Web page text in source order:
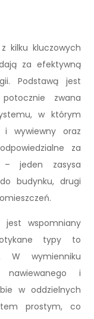
kilku kluczowych
za efektywną
Podstawą jest
zwana
w którym
i wywiewny oraz
za
– jeden zasysa
budynku, drugi
jest wspomniany
typy to
W wymienniku
nawiewanego i
w oddzielnych
prostym, co